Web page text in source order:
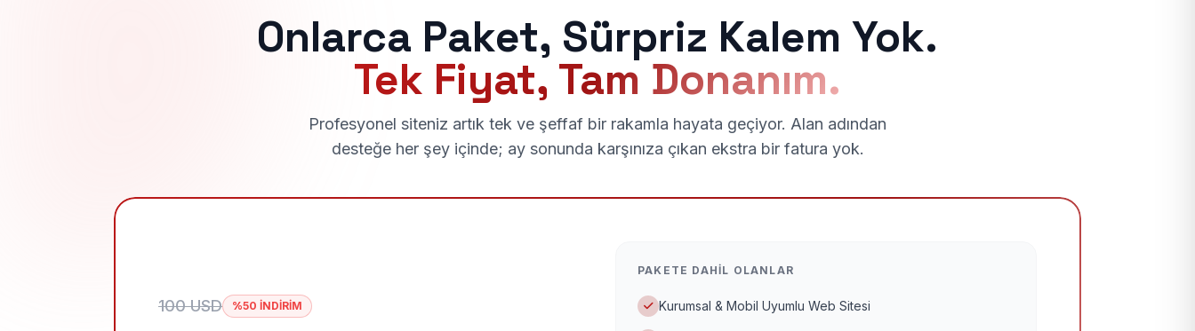
Onlarca Paket, Sürpriz Kalem Yok.
Tek Fiyat, Tam Donanım.
Profesyonel siteniz artık tek ve şeffaf bir rakamla hayata geçiyor. Alan adından
desteğe her şey içinde; ay sonunda karşınıza çıkan ekstra bir fatura yok.
100 USD %50 İNDİRİM
PAKETE DAHIL OLANLAR
Kurumsal & Mobil Uyumlu Web Sitesi